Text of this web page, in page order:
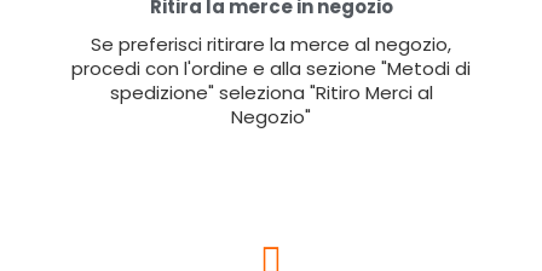
Ritira la merce in negozio
Se preferisci ritirare la merce al negozio,
procedi con l'ordine e alla sezione "Metodi di
spedizione" seleziona "Ritiro Merci al
Negozio"